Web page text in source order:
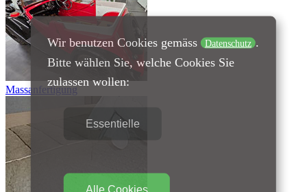
Massanfertigung
Wir benutzen Cookies gemäss Datenschutz .
Bitte wählen Sie, welche Cookies Sie
zulassen wollen:
Essentielle
Alle Cookies